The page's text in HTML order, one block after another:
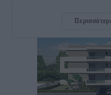
Τοπικές Ειδήσεις• πριν 6 ώρες
Χωρίς υποχρεωτική